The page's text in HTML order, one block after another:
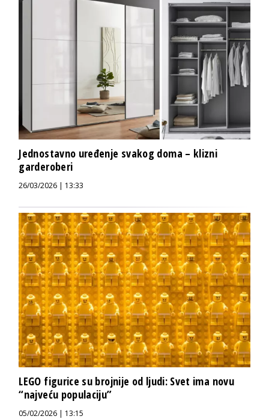
Jednostavno uređenje svakog doma – klizni
garderoberi
26/03/2026 | 13:33
LEGO figurice su brojnije od ljudi: Svet ima novu
“najveću populaciju”
05/02/2026 | 13:15